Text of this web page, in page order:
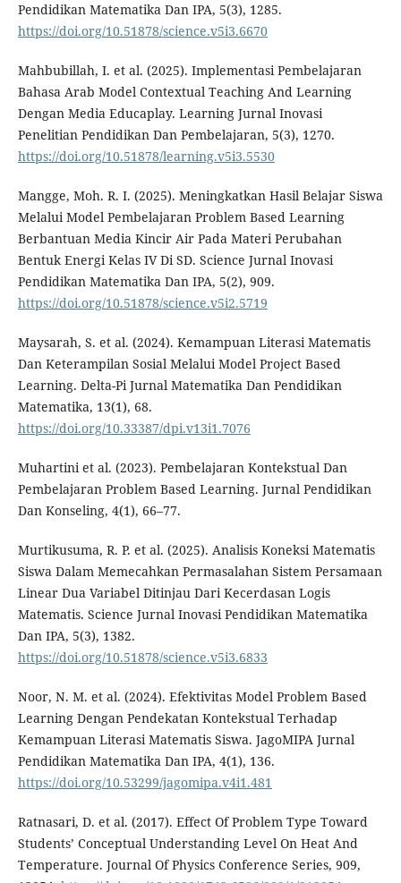
Pendidikan Matematika Dan IPA, 5(3), 1285.
https://doi.org/10.51878/science.v5i3.6670
Mahbubillah, I. et al. (2025). Implementasi Pembelajaran
Bahasa Arab Model Contextual Teaching And Learning
Dengan Media Educaplay. Learning Jurnal Inovasi
Penelitian Pendidikan Dan Pembelajaran, 5(3), 1270.
https://doi.org/10.51878/learning.v5i3.5530
Mangge, Moh. R. I. (2025). Meningkatkan Hasil Belajar Siswa
Melalui Model Pembelajaran Problem Based Learning
Berbantuan Media Kincir Air Pada Materi Perubahan
Bentuk Energi Kelas IV Di SD. Science Jurnal Inovasi
Pendidikan Matematika Dan IPA, 5(2), 909.
https://doi.org/10.51878/science.v5i2.5719
Maysarah, S. et al. (2024). Kemampuan Literasi Matematis
Dan Keterampilan Sosial Melalui Model Project Based
Learning. Delta-Pi Jurnal Matematika Dan Pendidikan
Matematika, 13(1), 68.
https://doi.org/10.33387/dpi.v13i1.7076
Muhartini et al. (2023). Pembelajaran Kontekstual Dan
Pembelajaran Problem Based Learning. Jurnal Pendidikan
Dan Konseling, 4(1), 66–77.
Murtikusuma, R. P. et al. (2025). Analisis Koneksi Matematis
Siswa Dalam Memecahkan Permasalahan Sistem Persamaan
Linear Dua Variabel Ditinjau Dari Kecerdasan Logis
Matematis. Science Jurnal Inovasi Pendidikan Matematika
Dan IPA, 5(3), 1382.
https://doi.org/10.51878/science.v5i3.6833
Noor, N. M. et al. (2024). Efektivitas Model Problem Based
Learning Dengan Pendekatan Kontekstual Terhadap
Kemampuan Literasi Matematis Siswa. JagoMIPA Jurnal
Pendidikan Matematika Dan IPA, 4(1), 136.
https://doi.org/10.53299/jagomipa.v4i1.481
Ratnasari, D. et al. (2017). Effect Of Problem Type Toward
Students’ Conceptual Understanding Level On Heat And
Temperature. Journal Of Physics Conference Series, 909,